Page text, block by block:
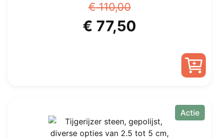
€110,00
Oorspronkelijke
€ 77,50
Actie